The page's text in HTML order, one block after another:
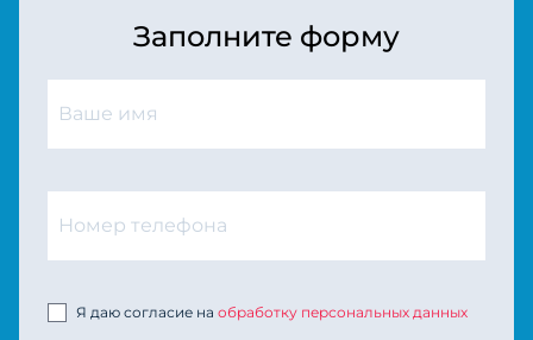
Заполните форму
Я даю согласие на обработку персональных данных